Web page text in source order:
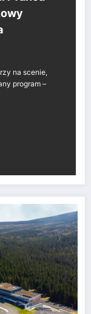
na scenie,
program –